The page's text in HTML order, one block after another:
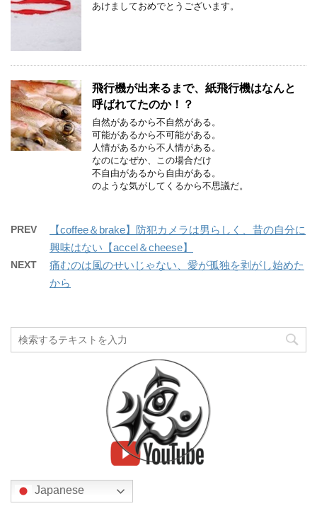
あけましておめでとうございます。
飛行機が出来るまで、紙飛行機はなんと
呼ばれてたのか！？
自然があるから不自然がある。
可能があるから不可能がある。
人情があるから不人情がある。
なのになぜか、この場合だけ
不自由があるから自由がある。
のような気がしてくるから不思議だ。
PREV
【coffee＆brake】防犯カメラは男らしく、昔の自分に
興味はない【accel＆cheese】
NEXT
痛むのは風のせいじゃない、愛が孤独を剥がし始めた
から
Japanese